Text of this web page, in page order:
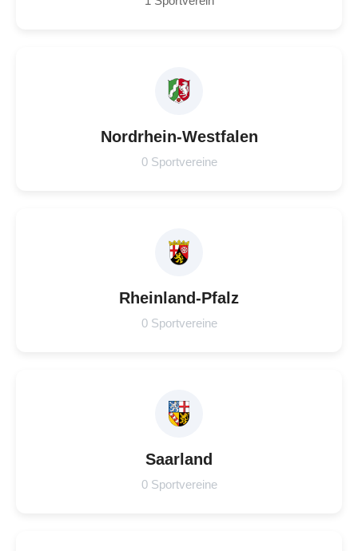
Nordrhein-Westfalen
0 Sportvereine
Rheinland-Pfalz
0 Sportvereine
Saarland
0 Sportvereine